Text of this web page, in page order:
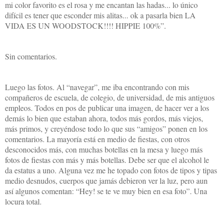
mi color favorito es el rosa y me encantan las hadas... lo único
difícil es tener que esconder mis alitas... ok a pasarla bien LA
VIDA ES UN WOODSTOCK!!!! HIPPIE 100%”.
Sin comentarios.
Luego las fotos. Al “navegar”, me iba encontrando con mis
compañeros de escuela, de colegio, de universidad, de mis antiguos
empleos. Todos en pos de publicar una imagen, de hacer ver a los
demás lo bien que estaban ahora, todos más gordos, más viejos,
más primos, y creyéndose todo lo que sus “amigos” ponen en los
comentarios. La mayoría está en medio de fiestas, con otros
desconocidos más, con muchas botellas en la mesa y luego más
fotos de fiestas con más y más botellas. Debe ser que el alcohol le
da estatus a uno. Alguna vez me he topado con fotos de tipos y tipas
medio desnudos, cuerpos que jamás debieron ver la luz, pero aun
así algunos comentan: “Hey! se te ve muy bien en esa foto”. Una
locura total.